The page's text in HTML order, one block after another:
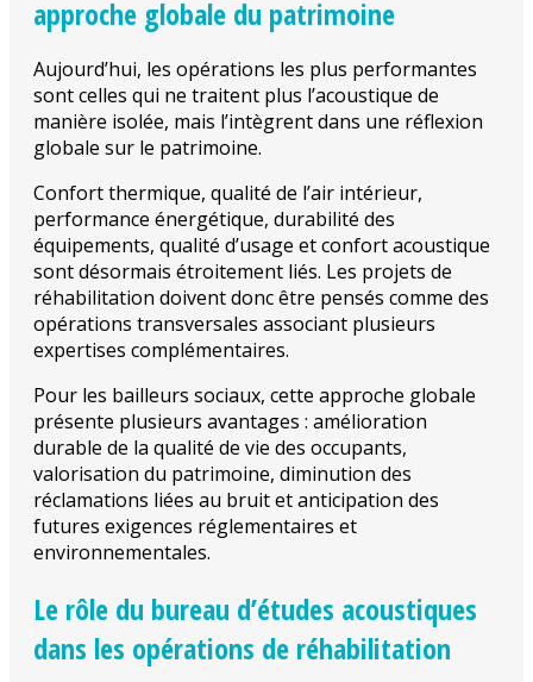
approche globale du patrimoine
Aujourd’hui, les opérations les plus performantes
sont celles qui ne traitent plus l’acoustique de
manière isolée, mais l’intègrent dans une réflexion
globale sur le patrimoine.
Confort thermique, qualité de l’air intérieur,
performance énergétique, durabilité des
équipements, qualité d’usage et confort acoustique
sont désormais étroitement liés. Les projets de
réhabilitation doivent donc être pensés comme des
opérations transversales associant plusieurs
expertises complémentaires.
Pour les bailleurs sociaux, cette approche globale
présente plusieurs avantages : amélioration
durable de la qualité de vie des occupants,
valorisation du patrimoine, diminution des
réclamations liées au bruit et anticipation des
futures exigences réglementaires et
environnementales.
Le rôle du bureau d’études acoustiques
dans les opérations de réhabilitation